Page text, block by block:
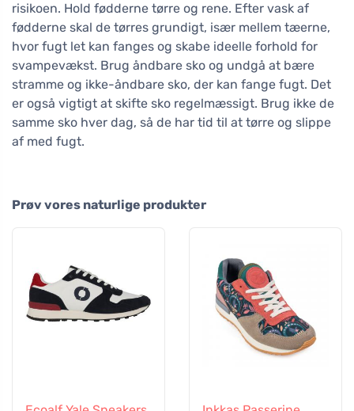
risikoen. Hold fødderne tørre og rene. Efter vask af
fødderne skal de tørres grundigt, især mellem tæerne,
hvor fugt let kan fanges og skabe ideelle forhold for
svampevækst. Brug åndbare sko og undgå at bære
stramme og ikke-åndbare sko, der kan fange fugt. Det
er også vigtigt at skifte sko regelmæssigt. Brug ikke de
samme sko hver dag, så de har tid til at tørre og slippe
af med fugt.
Prøv vores naturlige produkter